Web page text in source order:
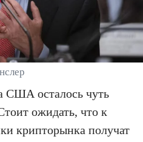
США осталось чуть
ожидать, что к
крипторынка получат